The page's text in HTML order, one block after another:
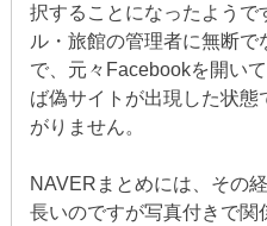
択することになったようで
ル・旅館の管理者に無断
で、元々Facebookを開い
ば偽サイトが出現した状態
がりません。
NAVERまとめには、その
長いのですが写真付きで関